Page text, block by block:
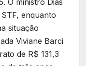
O ministro Dias
enquanto
situação
Viviane Barci
de R$ 131,3